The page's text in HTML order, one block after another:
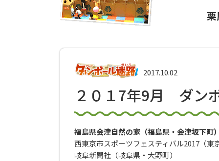
2017.10.02
２０１7年9月 ダン
福島県会津自然の家（福島県・会津坂下町
西東京市スポーツフェスティバル2017（東
岐阜新聞社（岐阜県・大野町）